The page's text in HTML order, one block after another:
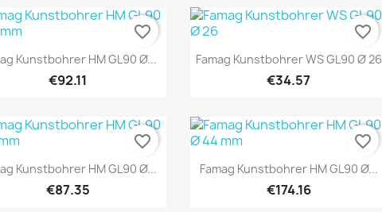
Quick view
Kunstbohrer HM GL90 Ø...
€92.11
favorite_border
Quick view
Famag Kunstbohrer WS GL90 Ø 26
€34.57
favorite_border
Quick view
Kunstbohrer HM GL90 Ø...
€87.35
favorite_border
Quick view
Famag Kunstbohrer HM GL90 Ø...
€174.16
favorite_border